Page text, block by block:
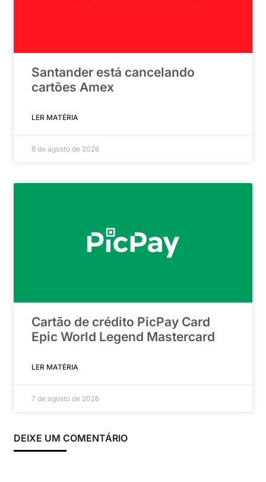
Santander está cancelando
cartões Amex
LER MATÉRIA
8 de agosto de 2026
Cartão de crédito PicPay Card
Epic World Legend Mastercard
LER MATÉRIA
7 de agosto de 2026
DEIXE UM COMENTÁRIO